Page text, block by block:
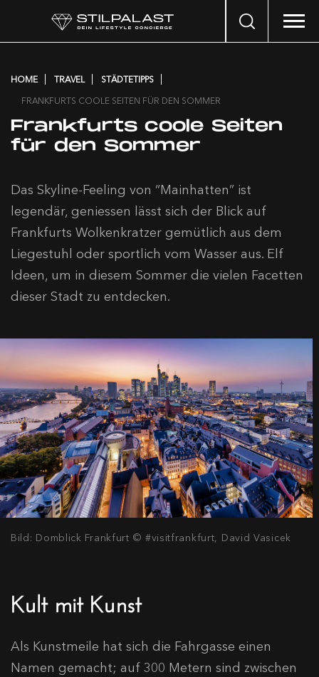
Search
HOME TRAVEL
STÄDTETIPPS
FRANKFURTS COOLE SEITEN FÜR DEN SOMMER
Frankfurts coole Seiten
für den Sommer
Das Skyline-Feeling von “Mainhatten” ist
legendär, geniessen lässt sich der Blick auf
Frankfurts Wolkenkratzer gemütlich aus dem
Liegestuhl oder sportlich vom Wasser aus. Elf
Ideen, um in diesem Sommer die vielen Facetten
dieser Stadt zu entdecken.
Bild: Domblick Frankfurt © #visitfrankfurt, David Vasicek
Kult mit Kunst
Als Kunstmeile hat sich die Fahrgasse einen
Namen gemacht; auf 300 Metern sind zwischen